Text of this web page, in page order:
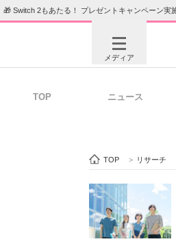
🎁 Switch 2もあたる！ プレゼントキャンペーン実
メディア
ビジネスと働き
TOP ニュース
TOP > リサーチ